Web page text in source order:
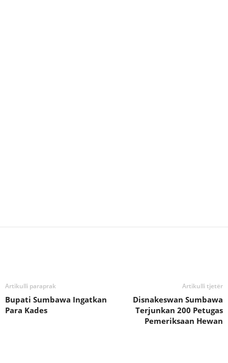
Artikulli paraprak
Bupati Sumbawa Ingatkan
Para Kades
Artikulli tjetër
Disnakeswan Sumbawa
Terjunkan 200 Petugas
Pemeriksaan Hewan